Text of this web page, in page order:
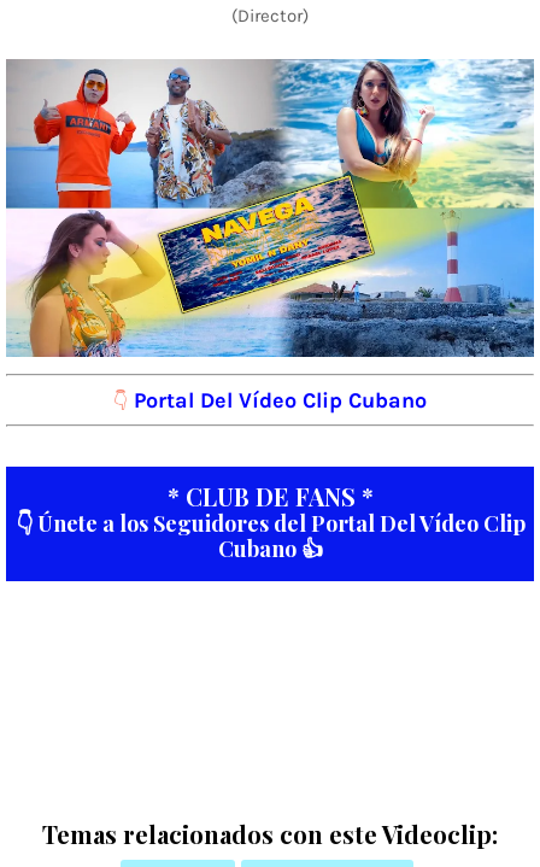
(Director)
👇 Portal Del Vídeo Clip Cubano
* CLUB DE FANS *
👇 Únete a los Seguidores del Portal Del Vídeo Clip
Cubano 👍
Temas relacionados con este Videoclip: